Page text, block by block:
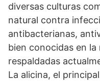
diversas culturas
natural contra
antibacterianas,
bien conocidas en
respaldadas
La alicina, el